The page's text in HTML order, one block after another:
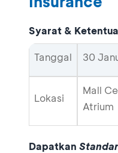
Syarat &
Tanggal 30
Lokasi
Mall
Atrium
Dapatkan